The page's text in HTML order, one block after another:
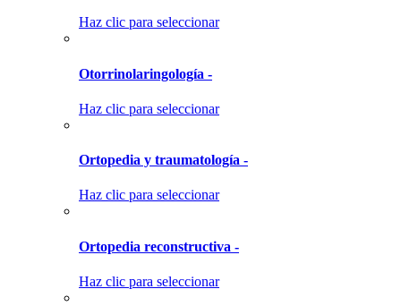
Haz clic para seleccionar
Otorrinolaringología -
Haz clic para seleccionar
Ortopedia y traumatología -
Haz clic para seleccionar
Ortopedia reconstructiva -
Haz clic para seleccionar